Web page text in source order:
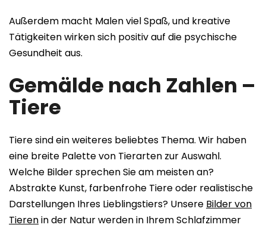
Außerdem macht Malen viel Spaß, und kreative
Tätigkeiten wirken sich positiv auf die psychische
Gesundheit aus.
Gemälde nach Zahlen –
Tiere
Tiere sind ein weiteres beliebtes Thema. Wir haben
eine breite Palette von Tierarten zur Auswahl.
Welche Bilder sprechen Sie am meisten an?
Abstrakte Kunst, farbenfrohe Tiere oder realistische
Darstellungen Ihres Lieblingstiers? Unsere Bilder von
Tierenin der Natur werden in Ihrem Schlafzimmer